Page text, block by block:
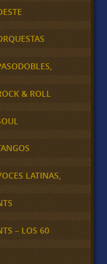
& ROLL
LATINAS,
– LOS 60